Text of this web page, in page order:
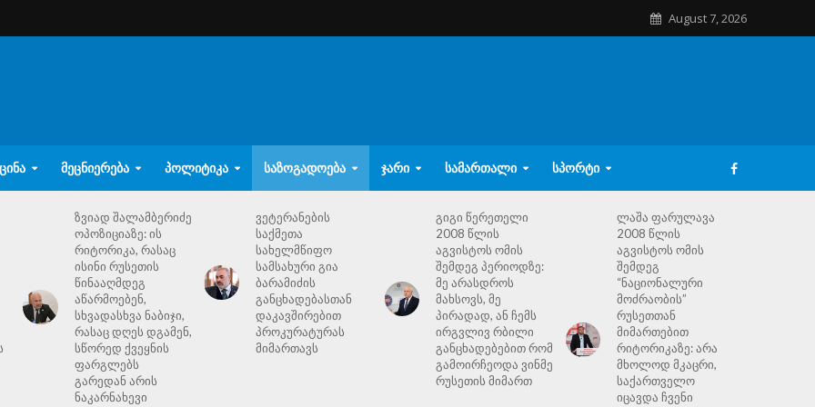
August 7, 2026
ᲛᲔᲪᲜᲘᲔᲠᲔᲑᲐ ᲞᲝᲚᲘᲢᲘᲙᲐ ᲡᲐᲖᲝᲒᲐᲓᲝᲔᲑᲐ ᲯᲐᲠᲘ ᲡᲐᲛᲐᲠᲗᲐᲚᲘ ᲡᲞᲝᲠᲢᲘ
ზვიად შალამბერიძე
ოპოზიციაზე: ის
რიტორიკა, რასაც
ისინი რუსეთის
წინააღმდეგ
აწარმოებენ,
სხვადასხვა ნაბიჯი,
რასაც დღეს დგამენ,
სწორედ ქვეყნის
ფარგლებს
გარედან არის
ნაკარნახევი
ვეტერანების
საქმეთა
სახელმწიფო
სამსახური გია
ბარამიძის
განცხადებასთან
დაკავშირებით
პროკურატურას
მიმართავს
გიგი წერეთელი
2008 წლის
აგვისტოს ომის
შემდეგ პერიოდზე:
მე არასდროს
მახსოვს, მე
პირადად, ან ჩემს
ირგვლივ რბილი
განცხადებებით რომ
გამოირჩეოდა ვინმე
რუსეთის მიმართ
ლაშა ფარულავა
2008 წლის
აგვისტოს ომის
შემდეგ
“ნაციონალური
მოძრაობის”
რუსეთთან
მიმართებით
რიტორიკაზე: არა
მხოლოდ მკაცრი,
საქართველო
იცავდა ჩვენი